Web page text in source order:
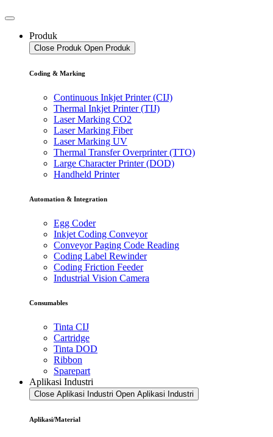
Produk
Close Produk Open Produk
Coding & Marking
Continuous Inkjet Printer (CIJ)
Thermal Inkjet Printer (TIJ)
Laser Marking CO2
Laser Marking Fiber
Laser Marking UV
Thermal Transfer Overprinter (TTO)
Large Character Printer (DOD)
Handheld Printer
Automation & Integration
Egg Coder
Inkjet Coding Conveyor
Conveyor Paging Code Reading
Coding Label Rewinder
Coding Friction Feeder
Industrial Vision Camera
Consumables
Tinta CIJ
Cartridge
Tinta DOD
Ribbon
Sparepart
Aplikasi Industri
Close Aplikasi Industri Open Aplikasi Industri
Aplikasi/Material